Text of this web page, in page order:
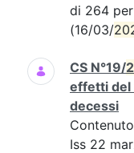
di 264
(16/03/
CS N°19/
effetti del
decessi
Iss 22